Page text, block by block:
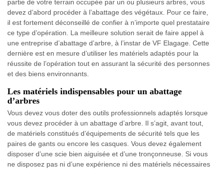
partie de votre terrain occupée par un ou plusieurs arbres, vous
devez d’abord procéder à l’abattage des végétaux. Pour ce faire,
il est fortement déconseillé de confier à n’importe quel prestataire
ce type d’opération. La meilleure solution serait de faire appel à
une entreprise d’abattage d’arbre, à l’instar de VF Elagage. Cette
dernière est en mesure d’utiliser les matériels adaptés pour la
réussite de l’opération tout en assurant la sécurité des personnes
et des biens environnants.
Les matériels indispensables pour un abattage
d’arbres
Vous devez vous doter des outils professionnels adaptés lorsque
vous devez procéder à un abattage d’arbre. Il s’agit, avant tout,
de matériels constitués d’équipements de sécurité tels que les
paires de gants ou encore les casques. Vous devez également
disposer d’une scie bien aiguisée et d’une tronçonneuse. Si vous
ne disposez pas ni d’une expérience ni des matériels nécessaires